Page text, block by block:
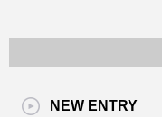
NEW ENTRY